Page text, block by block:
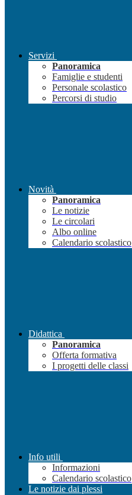
Servizi
Panoramica
Famiglie e studenti
Personale scolastico
Percorsi di studio
Novità
Panoramica
Le notizie
Le circolari
Albo online
Calendario scolastico
Didattica
Panoramica
Offerta formativa
I progetti delle classi
Info utili
Informazioni
Calendario scolastico
Le notizie dai plessi